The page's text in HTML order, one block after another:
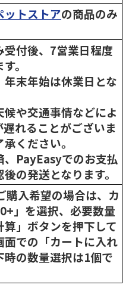
ットストアの商品のみ
受付後、7営業日程度
。
末年始は休業日とな
や交通事情などによ
れることがございま
ください。
PayEasyでのお支払
の発送となります。
入希望の場合は、カ
」を選択、必要数量
」ボタンを押下して
面での「カートに入れ
時の数量選択は1個で